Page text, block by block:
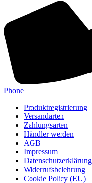
Phone
Produktregistrierung
Versandarten
Zahlungsarten
Händler werden
AGB
Impressum
Datenschutzerklärung
Widerrufsbelehrung
Cookie Policy (EU)